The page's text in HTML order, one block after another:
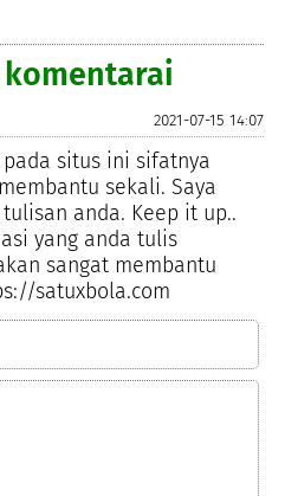
2021-07-15 14:07
situs ini sifatnya
sekali. Saya
anda. Keep it up..
yang anda tulis
sangat membantu
satuxbola.com